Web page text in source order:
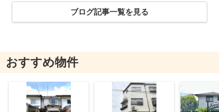
ブログ記事一覧を見る
おすすめ物件